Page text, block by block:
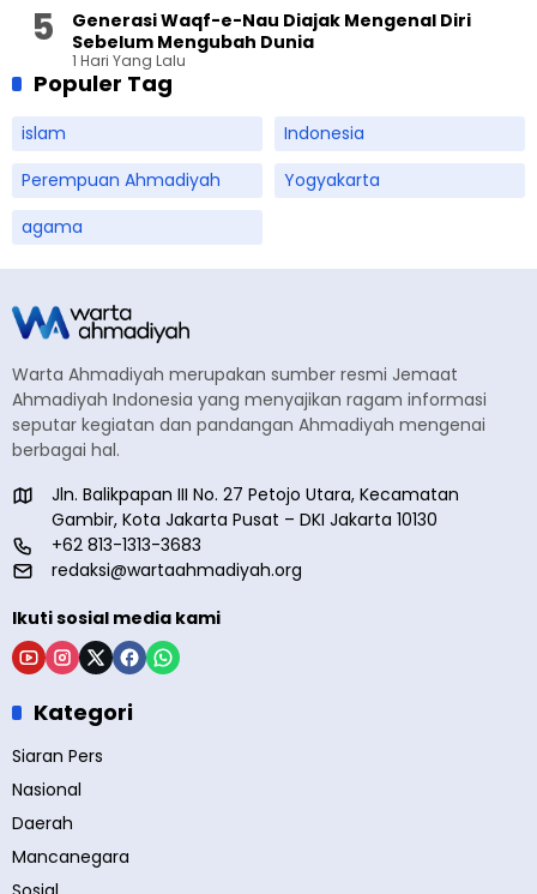
Generasi Waqf-e-Nau Diajak Mengenal Diri
Sebelum Mengubah Dunia
1 Hari Yang Lalu
Populer Tag
islam
Indonesia
Perempuan Ahmadiyah
Yogyakarta
agama
Warta Ahmadiyah merupakan sumber resmi Jemaat
Ahmadiyah Indonesia yang menyajikan ragam informasi
seputar kegiatan dan pandangan Ahmadiyah mengenai
berbagai hal.
Jln. Balikpapan III No. 27 Petojo Utara, Kecamatan
Gambir, Kota Jakarta Pusat – DKI Jakarta 10130
+62 813-1313-3683
redaksi@wartaahmadiyah.org
Ikuti sosial media kami
Kategori
Siaran Pers
Nasional
Daerah
Mancanegara